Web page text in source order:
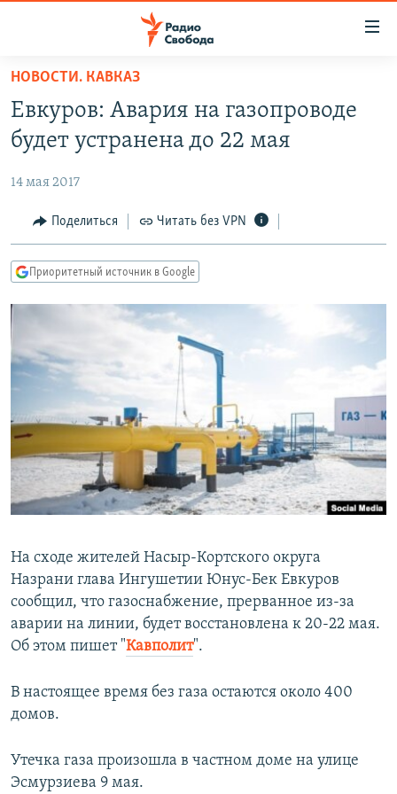
упрощенного
доступа
Вернуться
основному
Вернутся
главной
навигации
Вернутся
поиску
ПОДКАСТЫ
АВТОРСКИЕ ПРОЕКТЫ
ЦИТАТЫ СВОБОДЫ
МНЕНИЯ
IDEL.РЕАЛИИ
КАВКАЗ.РЕАЛИИ
СЕВЕР.РЕАЛИИ
СИБИРЬ.РЕАЛИИ
РАСПИСАНИЕ ВЕЩАНИЯ
ПОДПИШИТЕСЬ НА РАССЫЛКУ
СОЦИАЛЬНЫЕ СЕТИ
Все сайты РСЕ/РС
НОВОСТИ. КАВКАЗ
Евкуров: Авария на газопроводе
будет устранена до 22 мая
14 мая 2017
Поделиться Читать без VPN
Приоритетный источник в Google
На сходе жителей Насыр-Кортского округа
Назрани глава Ингушетии Юнус-Бек Евкуров
сообщил, что газоснабжение, прерванное из-за
аварии на линии, будет восстановлена к 20-22 мая.
Об этом пишет "Кавполит".
В настоящее время без газа остаются около 400
домов.
Утечка газа произошла в частном доме на улице
Эсмурзиева 9 мая.